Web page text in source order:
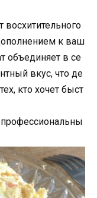
восхитительного
к ваш
объединяет в се
вкус, что де
кто хочет быст
профессиональны